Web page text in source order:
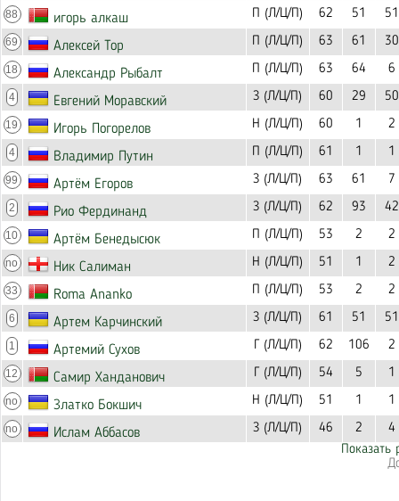
88 игорь алкаш П (Л/Ц/П) 62 51 51
69 Алексей Тор П (Л/Ц/П) 63 61 30
18 Александр Рыбалт П (Л/Ц/П) 63 64 6
4 Евгений Моравский З (Л/Ц/П) 60 29 50
19 Игорь Погорелов Н (Л/Ц/П) 60 1 2
4 Владимир Путин П (Л/Ц/П) 61 1 1
99 Артём Егоров З (Л/Ц/П) 63 61 7
2 Рио Фердинанд З (Л/Ц/П) 62 93 42
10 Артём Бенедысюк П (Л/Ц/П) 53 2 2
no Ник Салиман Н (Л/Ц/П) 51 1 2
33 Roma Ananko П (Л/Ц/П) 53 2 2
6 Артем Карчинский З (Л/Ц/П) 61 51 51
1 Артемий Сухов Г (Л/Ц/П) 62 106 2
12 Самир Ханданович Г (Л/Ц/П) 54 5 1
no Златко Бокшич Н (Л/Ц/П) 51 1 1
no Ислам Аббасов З (Л/Ц/П) 46 2
4
Показать